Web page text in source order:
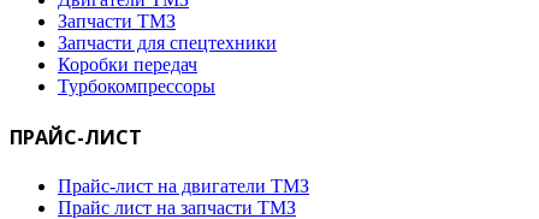
Запчасти ТМЗ
Запчасти для спецтехники
Коробки передач
Турбокомпрессоры
ПРАЙС-ЛИСТ
Прайс-лист на двигатели ТМЗ
Прайс лист на запчасти ТМЗ